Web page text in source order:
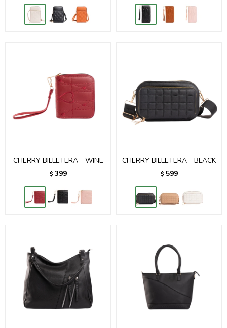
CHERRY BILLETERA - WINE
$ 399
CHERRY BILLETERA - BLACK
$ 599